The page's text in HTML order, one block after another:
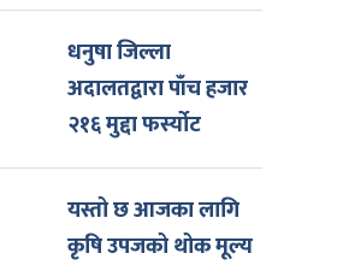
धनुषा जिल्ला
अदालतद्वारा पाँच हजार
२१६ मुद्दा फर्स्योट
यस्तो छ आजका लागि
कृषि उपजको थोक मूल्य